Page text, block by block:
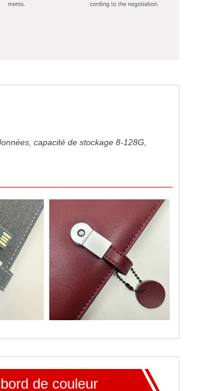
capacité de stockage 8-128G,
de couleur